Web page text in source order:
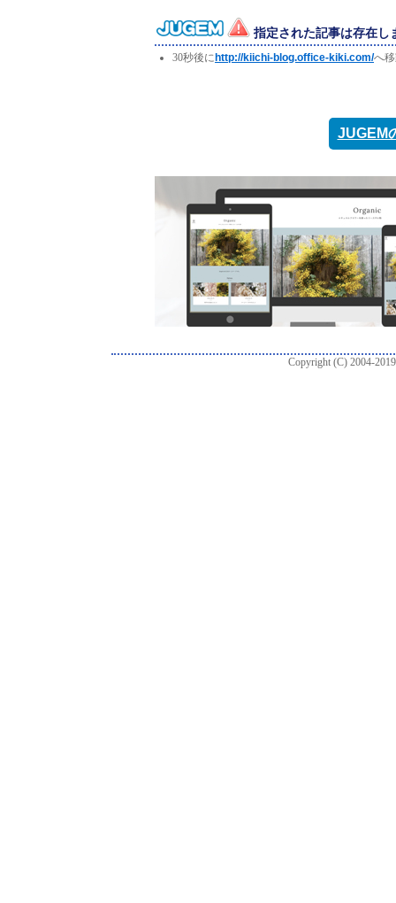
指定された記事は存在し
30秒後に http://kiichi-blog.office-kiki.com/へ
JUGEM
Copyright (C) 2004-